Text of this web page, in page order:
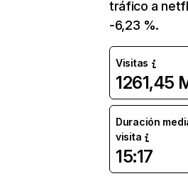
tráfico a
-6,23 %.
Visitas
1261,45
Duración
visita
15:17